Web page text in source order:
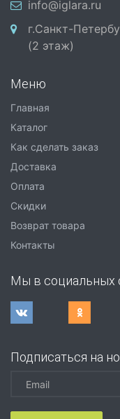
info@iglara.ru
г.Санкт-
(2 этаж)
Меню
Главная
Каталог
Как сделать заказ
Доставка
Оплата
Скидки
Возврат товара
Контакты
Мы в социальных
Подписаться на